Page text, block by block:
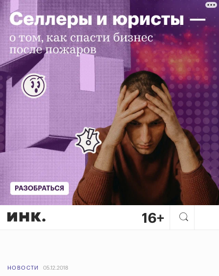
НОВОСТИ 05.12.2018